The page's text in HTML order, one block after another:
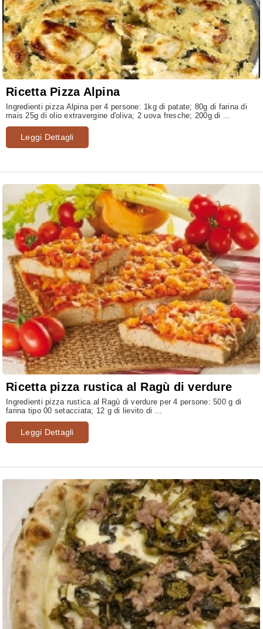
Ricetta Pizza Alpina
Ingredienti pizza Alpina per 4 persone: 1kg di patate; 80g di farina di
mais 25g di olio extravergine d'oliva; 2 uova fresche; 200g di ...
Leggi Dettagli
Ricetta pizza rustica al Ragù di verdure
Ingredienti pizza rustica al Ragù di verdure per 4 persone: 500 g di
farina tipo 00 setacciata; 12 g di lievito di ...
Leggi Dettagli